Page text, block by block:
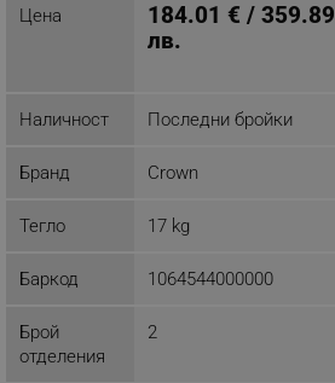
Цена
184.01 € / 359.89
лв.
Наличност Последни бройки
Бранд Crown
Тегло 17 kg
Баркод 1064544000000
Брой
отделения
2